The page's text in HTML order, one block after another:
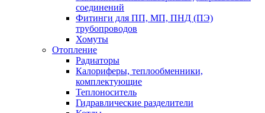
соединений
Фитинги для ПП, МП, ПНД (ПЭ)
трубопроводов
Хомуты
Отопление
Радиаторы
Калориферы, теплообменники,
комплектующие
Теплоноситель
Гидравлические разделители